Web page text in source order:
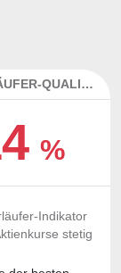
DAUERLÄUFER-QUALITÄTEN
%
Indikator
stetig